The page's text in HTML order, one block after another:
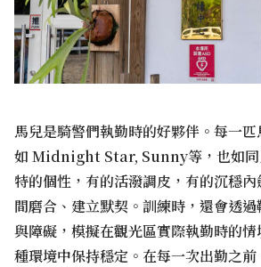
馬兒是騎警們執勤時的好夥伴。每一匹
如 Midnight Star, Sunny等，也如同
特的個性，有的活潑調皮，有的沉穩
間磨合、建立默契。訓練時，還會透
與障礙，模擬在觀光區實際執勤時的
種環境中保持穩定。在每一次出勤之